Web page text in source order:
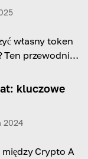
własny token
przewodnik
uruchomienie!
kluczowe
2024
Crypto A